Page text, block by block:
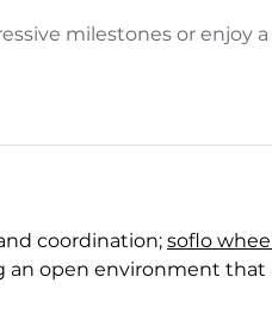
milestones or enjoy a
coordination; soflo
an open environment that